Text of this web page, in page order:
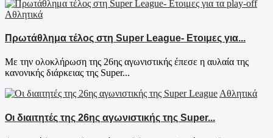
Αθλητικά
Πρωτάθλημα τέλος στη Super League- Ετοιμες για...
Με την ολοκλήρωση της 26ης αγωνιστικής έπεσε η αυλαία της
κανονικής διάρκειας της Super...
Αθλητικά
Οι διαιτητές της 26ης αγωνιστικής της Super...